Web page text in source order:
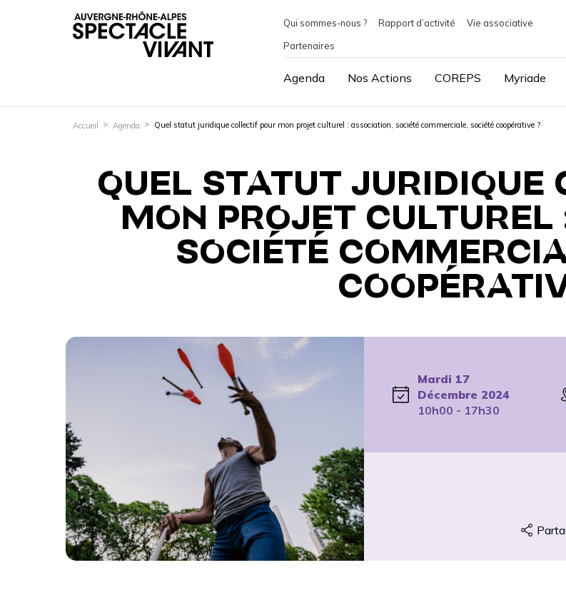
Qui sommes-nous ? Rapport d’activité
Vie associative
Partenaires
Agenda Nos Actions COREPS Myriade
Accueil Agenda Quel statut juridique collectif pour mon projet culturel : association, société commerciale, société coopérative ?
QUEL STATUT JURIDIQUE
MON PROJET
SOCIÉTÉ
Mardi 17
Décembre 2024
10h00 - 17h30